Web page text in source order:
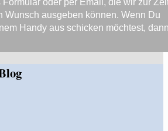
Formular oder per Email, die wir zur
Wunsch ausgeben können. Wenn Du
Handy aus schicken möchtest,